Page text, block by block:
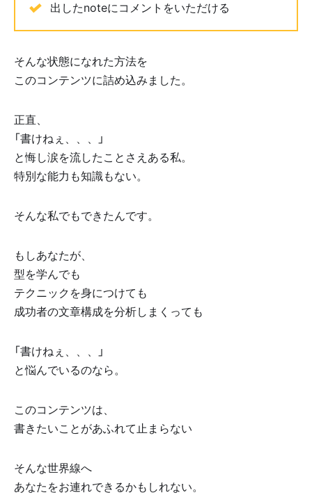
出したnoteにコメントをいただける
そんな状態になれた方法を
このコンテンツに詰め込みました。
正直、
「書けねぇ、、、」
と悔し涙を流したことさえある私。
特別な能力も知識もない。
そんな私でもできたんです。
もしあなたが、
型を学んでも
テクニックを身につけても
成功者の文章構成を分析しまくっても
「書けねぇ、、、」
と悩んでいるのなら。
このコンテンツは、
書きたいことがあふれて止まらない
そんな世界線へ
あなたをお連れできるかもしれない。